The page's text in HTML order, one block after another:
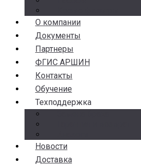
О компании
Документы
Партнеры
ФГИС АРШИН
Контакты
Обучение
Техподдержка
Новости
Доставка